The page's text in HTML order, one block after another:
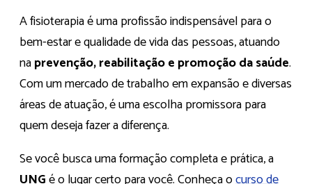
A fisioterapia é uma profissão indispensável para o
bem-estar e qualidade de vida das pessoas, atuando
naprevenção, reabilitação e promoção da saúde.
Com um mercado de trabalho em expansão e diversas
áreas de atuação, é uma escolha promissora para
quem deseja fazer a diferença.
Se você busca uma formação completa e prática, a